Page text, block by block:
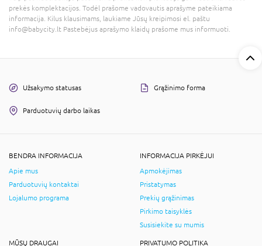
prekės komplektacijos. Todėl prašome vadovautis aprašyme pateikiama
informacija. Kilus klausimams, laukiame Jūsų kreipimosi el. paštu
info@babycity.lt Pastebėjus aprašymo klaidų prašome mus informuoti.
Užsakymo statusas Grąžinimo forma
Parduotuvių darbo laikas
BENDRA INFORMACIJA
Apie mus
Parduotuvių kontaktai
Lojalumo programa
INFORMACIJA PIRKĖJUI
Apmokėjimas
Pristatymas
Prekių grąžinimas
Pirkimo taisyklės
Susisiekite su mumis
MŪSŲ DRAUGAI
PRIVATUMO POLITIKA